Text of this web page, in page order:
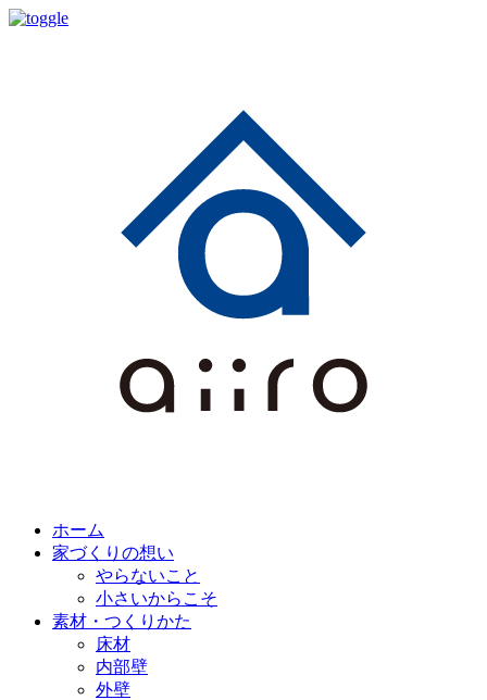
ホーム
家づくりの想い
やらないこと
小さいからこそ
素材・つくりかた
床材
内部壁
外壁